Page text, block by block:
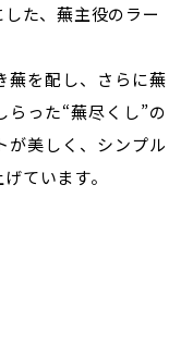
た、蕪主役のラー
蕪を配し、さらに蕪
らった“蕪尽くし”の
が美しく、シンプル
ています。